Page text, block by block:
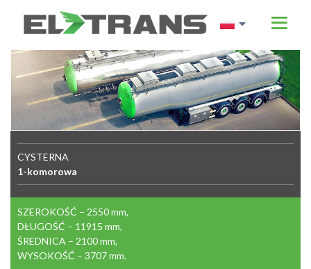
CYSTERNA
1-komorowa
SZEROKOŚĆ – 2550 mm,
DŁUGOŚĆ – 11915 mm,
ŚREDNICA – 2100 mm,
WYSOKOŚĆ – 3707 mm.